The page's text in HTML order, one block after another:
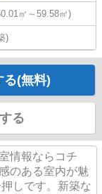
㎡～59.58㎡)
)
る(無料)
る
情報ならコチ
のある室内が魅
しです。新築な